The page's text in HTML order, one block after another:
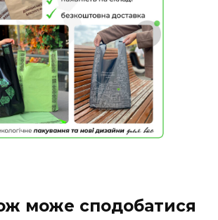
може сподобатися